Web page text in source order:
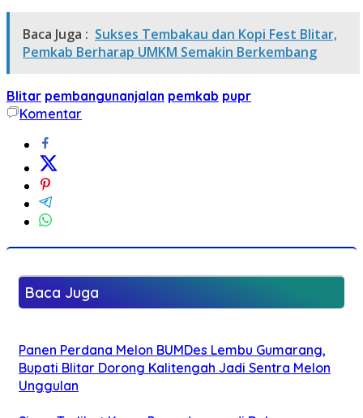
Baca Juga : Sukses Tembakau dan Kopi Fest Blitar,
Pemkab Berharap UMKM Semakin Berkembang
Blitar pembangunanjalan pemkab pupr
Komentar
Baca Juga
Panen Perdana Melon BUMDes Lembu Gumarang,
Bupati Blitar Dorong Kalitengah Jadi Sentra Melon
Unggulan